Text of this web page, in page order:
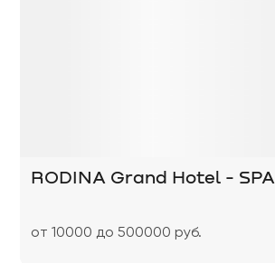
RODINA Grand Hotel - SPA
от 10000 до 500000 руб.